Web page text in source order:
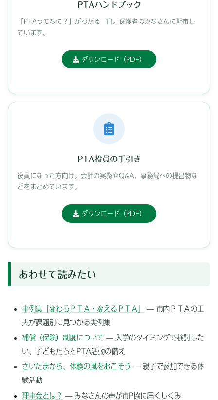
PTAハンドブック
「PTAってなに？」がわかる一冊。保護者のみなさんに配布し
ています。
ダウンロード（PDF）
PTA役員の手引き
役員になった方向け。会計の実務やQ&A、事務局への提出物な
どをまとめています。
ダウンロード（PDF）
あわせて読みたい
事例集「変わるＰＴＡ・変えるＰＴＡ」
— 市内ＰＴＡの工
夫が課題別に見つかる実例集
補償（保険）制度について — 入学のタイミングで検討した
い、子どもたちとPTA活動の備え
さいたまから、体験の風をおこそう — 親子で参加できる体
験活動
理事会とは？ — みなさんの声が市P協に届くしくみ